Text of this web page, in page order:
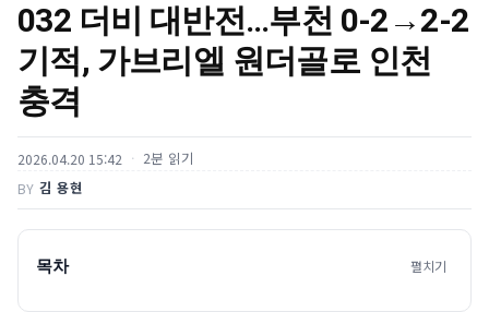
032 더비 대반전…부천 0-2→2-2
기적, 가브리엘 원더골로 인천
충격
2026.04.20 15:42 2분 읽기
BY 김 용현
목차 펼치기